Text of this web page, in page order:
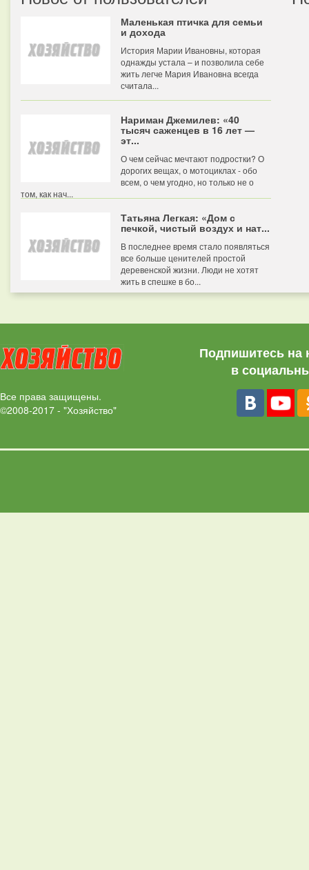
Маленькая птичка для семьи
и дохода
История Марии Ивановны, которая
однажды устала – и позволила себе
жить легче Мария Ивановна всегда
считала...
Нариман Джемилев: «40
тысяч саженцев в 16 лет —
эт...
О чем сейчас мечтают подростки? О
дорогих вещах, о мотоциклах - обо
всем, о чем угодно, но только не о
том, как нач...
Татьяна Легкая: «Дом с
печкой, чистый воздух и нат...
В последнее время стало появляться
все больше ценителей простой
деревенской жизни. Люди не хотят
жить в спешке в бо...
Все права защищены.
©2008-2017 - "Хозяйство"
Подпишитесь на
в